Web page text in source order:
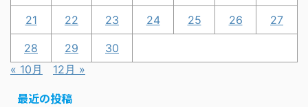
21 22 23 24 25 26 27
28 29
30
« 10月
12月 »
最近の投稿